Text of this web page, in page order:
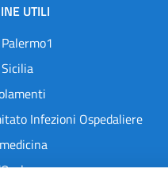
UTILI
Sicilia
Infezioni Ospedaliere